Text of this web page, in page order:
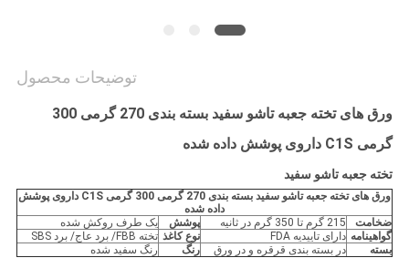
توضیحات محصول
ورق های تخته جعبه تاشو سفید بسته بندی 270 گرمی 300
گرمی C1S داروی پوشش داده شده
تخته جعبه تاشو سفید
ورق های تخته جعبه تاشو سفید بسته بندی 270 گرمی 300 گرمی C1S داروی پوشش
داده شده
ضخامت
215 گرم تا 350 گرم در ثانیه پوشش
یک طرف روکش شده
گواهینامه دارای تاییدیه FDA نوع کاغذ تخته FBB/ برد عاج/ برد SBS
بسته
در بسته بندی قرقره و در ورق رنگ رنگ سفید شده